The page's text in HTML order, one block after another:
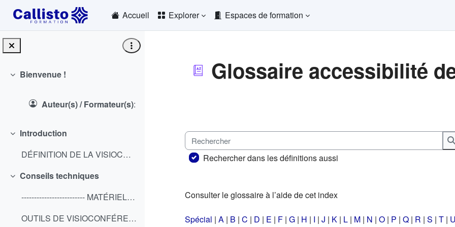
Passer au contenu principal
Accueil
Explorer Espaces de formation
Replier
Bienvenue !
Auteur(s) / Formateur(s):
Replier
Introduction
DÉFINITION DE LA VISIOCONFÉRENCE Avant tout de cho...
Replier
Conseils techniques
------------------------- MATÉRIEL "LESS IS MORE" ...
OUTILS DE VISIOCONFÉRENCE Il existe un certain nom...
Glossaire accessibilité
Rechercher
Rechercher dans les définitions aussi
Consulter le glossaire à l’aide de cet index
Spécial | A | B | C | D | E | F | G | H | I | J | K | L | M | N | O | P | Q | R | S | T | U